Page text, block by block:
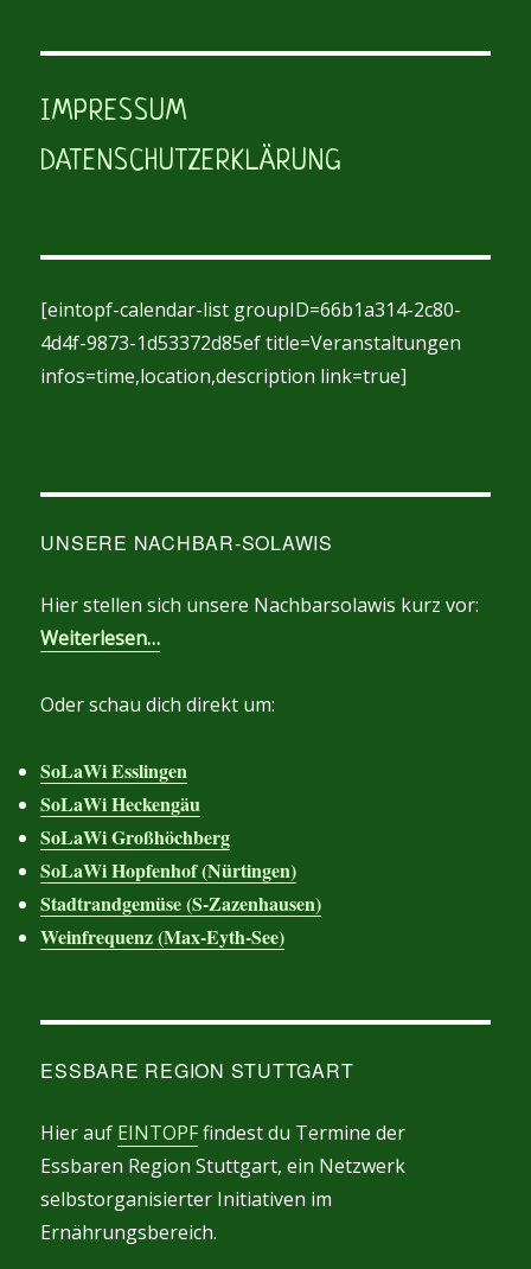
IMPRESSUM
DATENSCHUTZERKLÄRUNG
[eintopf-calendar-list groupID=66b1a314-2c80-
4d4f-9873-1d53372d85ef title=Veranstaltungen
infos=time,location,description link=true]
UNSERE NACHBAR-SOLAWIS
Hier stellen sich unsere Nachbarsolawis kurz vor:
Weiterlesen…
Oder schau dich direkt um:
SoLaWi Esslingen
SoLaWi Heckengäu
SoLaWi Großhöchberg
SoLaWi Hopfenhof (Nürtingen)
Stadtrandgemüse (S-Zazenhausen)
Weinfrequenz (Max-Eyth-See)
ESSBARE REGION STUTTGART
Hier auf EINTOPFfindest du Termine der
Essbaren Region Stuttgart, ein Netzwerk
selbstorganisierter Initiativen im
Ernährungsbereich.